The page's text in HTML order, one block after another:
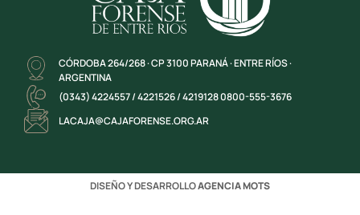
CÓRDOBA 264/268 · CP 3100 PARANÁ · ENTRE RÍOS ·
ARGENTINA
(0343) 4224557 / 4221526 / 4219128 0800-555-3676
LACAJA@CAJAFORENSE.ORG.AR
DISEÑO Y DESARROLLOAGENCIA MOTS